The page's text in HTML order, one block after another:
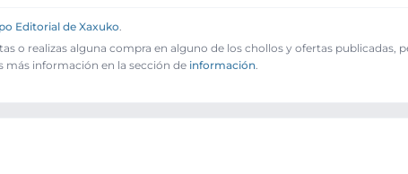
Editorial de Xaxuko.
o realizas alguna compra en alguno de los chollos y ofertas publicadas,
más información en la sección de información.